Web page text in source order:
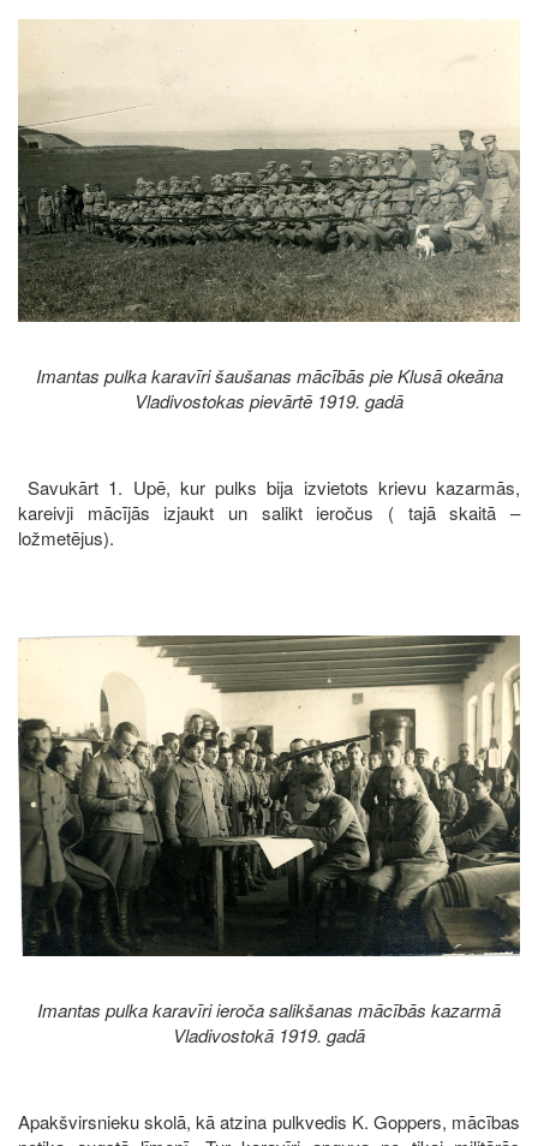
Image
Imantas pulka karavīri šaušanas mācībās pie Klusā okeāna
Vladivostokas pievārtē 1919. gadā
Savukārt 1. Upē, kur pulks bija izvietots krievu kazarmās,
kareivji mācījās izjaukt un salikt ieročus ( tajā skaitā –
ložmetējus).
Image
Imantas pulka karavīri ieroča salikšanas mācībās kazarmā
Vladivostokā 1919. gadā
Apakšvirsnieku skolā, kā atzina pulkvedis K. Goppers, mācības